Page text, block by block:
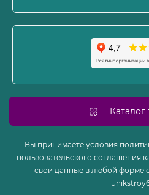
Карта сайта
Производители
Каталог
Вы принимаете условия
пользовательского соглашения
свои данные в любой форме